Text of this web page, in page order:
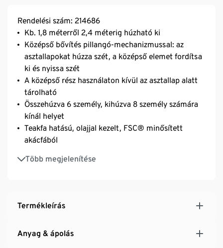
Rendelési szám: 214686
Kb. 1,8 méterről 2,4 méterig húzható ki
Középső bővítés pillangó-mechanizmussal: az
asztallapokat húzza szét, a középső elemet fordítsa
ki és nyissa szét
A középső rész használaton kívül az asztallap alatt
tárolható
Összehúzva 6 személy, kihúzva 8 személy számára
kínál helyet
Teakfa hatású, olajjal kezelt, FSC® minősített
akácfából
Több megjelenítése
UV- és időjárásálló
Termékleírás
Anyag & ápolás